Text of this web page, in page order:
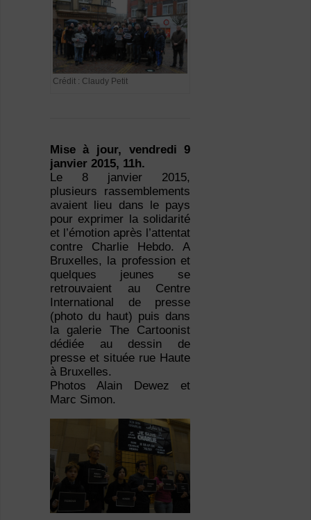
Crédit : Claudy Petit
Mise à jour, vendredi 9
janvier 2015, 11h.
Le 8 janvier 2015,
plusieurs rassemblements
avaient lieu dans le pays
pour exprimer la solidarité
et l’émotion après l’attentat
contre Charlie Hebdo. A
Bruxelles, la profession et
quelques jeunes se
retrouvaient au Centre
International de presse
(photo du haut) puis dans
la galerie The Cartoonist
dédiée au dessin de
presse et située rue Haute
à Bruxelles.
Photos Alain Dewez et
Marc Simon.